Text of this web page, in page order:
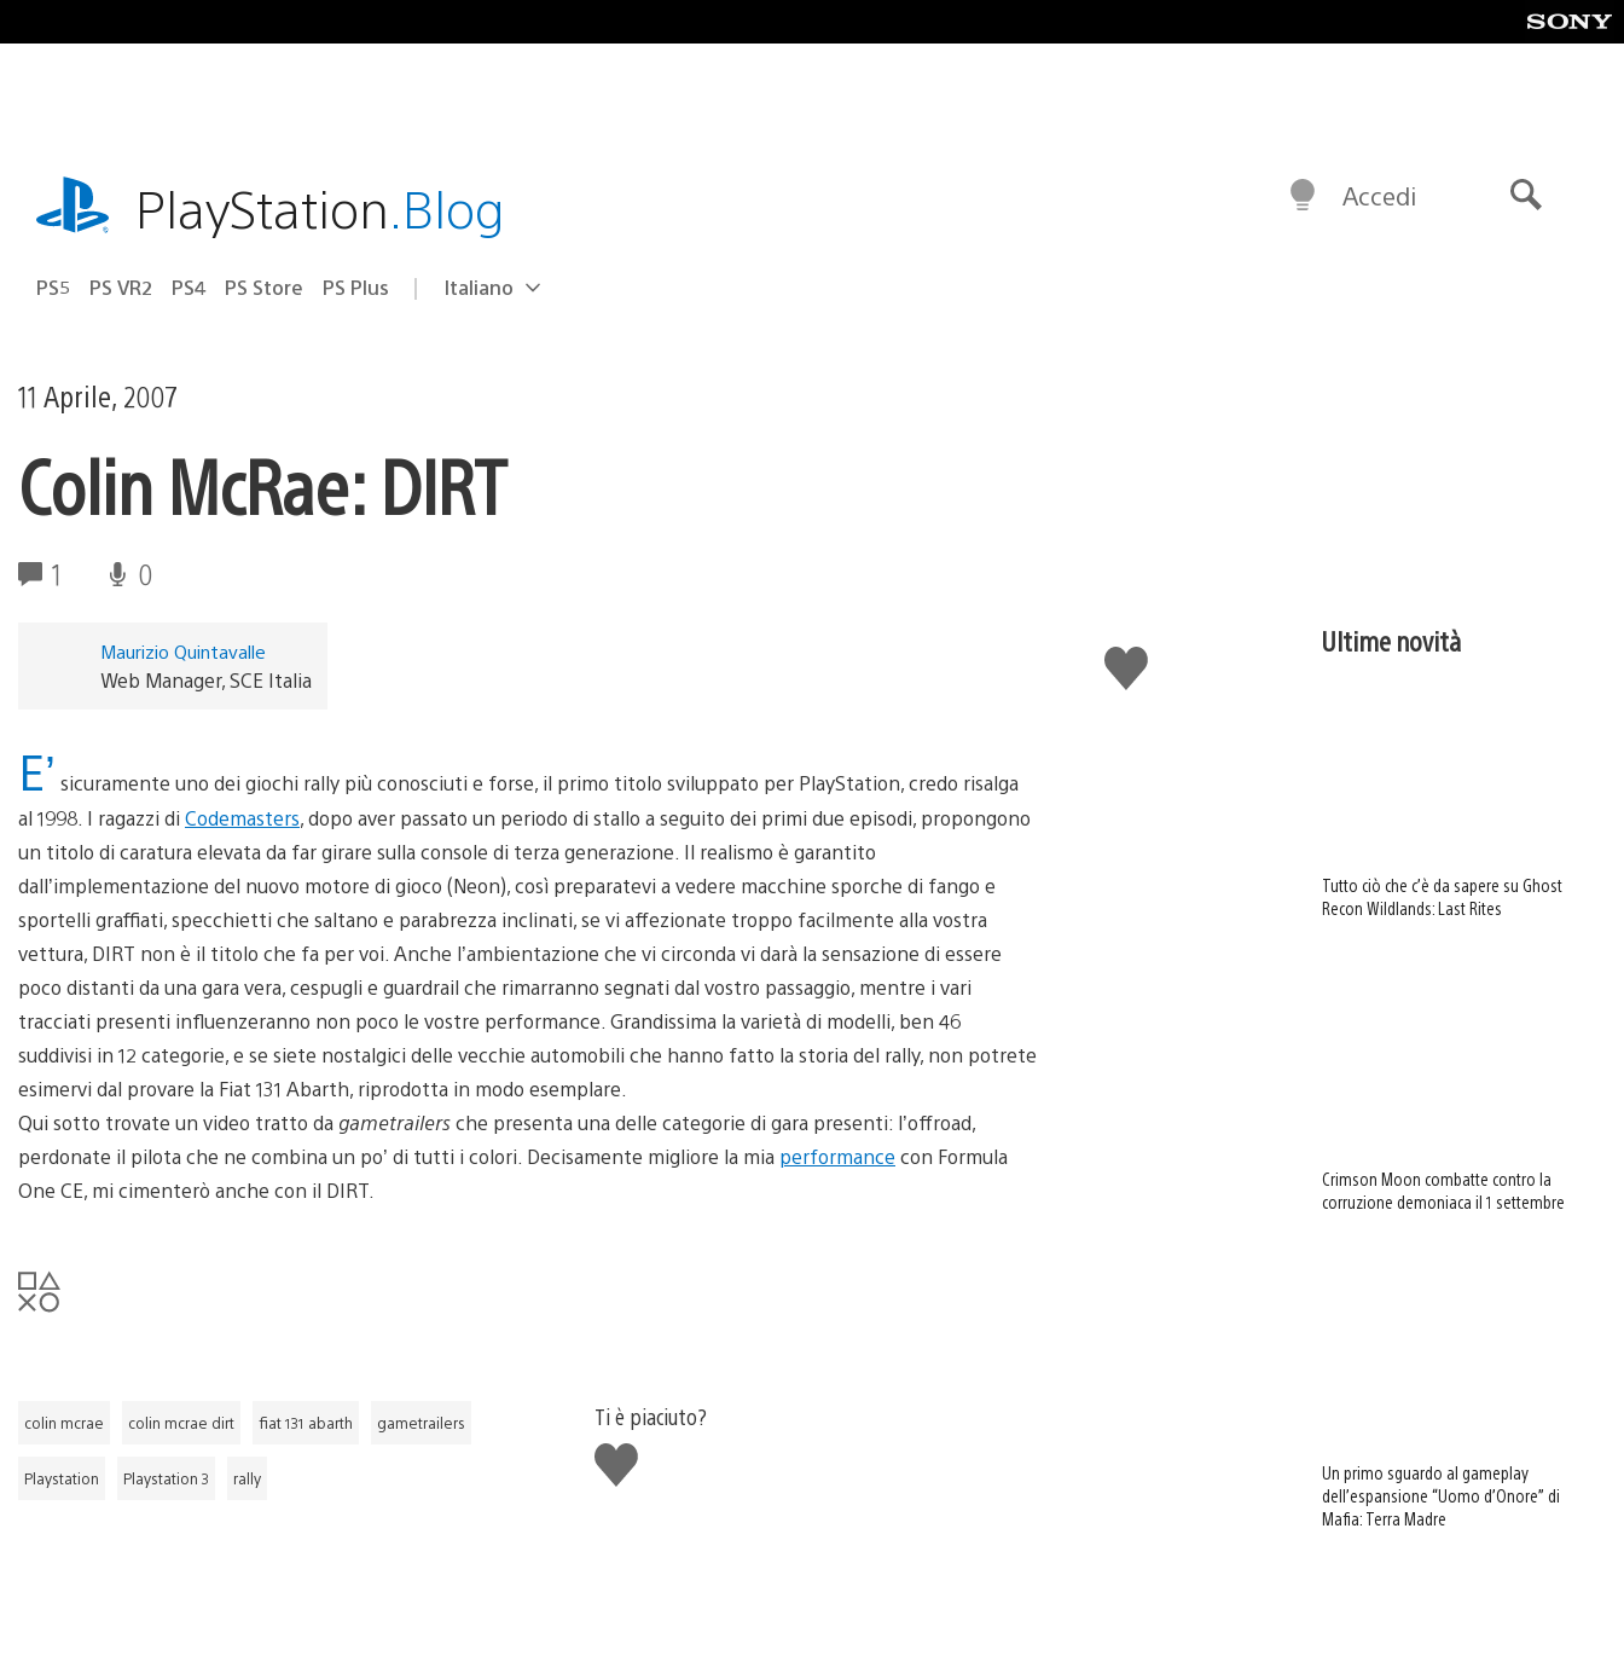
al
playstation.comPlayStation.Blog
PS5 PS VR2 PS4 PS Store PS Plus Seleziona
Regione
Italiano
Accedi
11 Aprile, 2007
Colin McRae: DIRT
1 0
Mi
piace
Maurizio Quintavalle
Web Manager, SCE Italia
E’ sicuramente uno dei giochi rally più conosciuti e forse, il primo titolo sviluppato per PlayStation, credo risalga
al 1998. I ragazzi di Codemasters, dopo aver passato un periodo di stallo a seguito dei primi due episodi, propongono
un titolo di caratura elevata da far girare sulla console di terza generazione. Il realismo è garantito
dall’implementazione del nuovo motore di gioco (Neon), così preparatevi a vedere macchine sporche di fango e
sportelli graffiati, specchietti che saltano e parabrezza inclinati, se vi affezionate troppo facilmente alla vostra
vettura, DIRT non è il titolo che fa per voi. Anche l’ambientazione che vi circonda vi darà la sensazione di essere
poco distanti da una gara vera, cespugli e guardrail che rimarranno segnati dal vostro passaggio, mentre i vari
tracciati presenti influenzeranno non poco le vostre performance. Grandissima la varietà di modelli, ben 46
suddivisi in 12 categorie, e se siete nostalgici delle vecchie automobili che hanno fatto la storia del rally, non potrete
esimervi dal provare la Fiat 131 Abarth, riprodotta in modo esemplare.
Qui sotto trovate un video tratto da gametrailersche presenta una delle categorie di gara presenti: l’offroad,
perdonate il pilota che ne combina un po’ di tutti i colori. Decisamente migliore la mia performance con Formula
One CE, mi cimenterò anche con il DIRT.
colin mcrae colin mcrae dirt fiat 131 abarth gametrailers
Playstation Playstation 3 rally
Ti è piaciuto?
Mi
piace
Ultime novità
Tutto ciò che c’è da sapere su Ghost
Recon Wildlands: Last Rites
Crimson Moon combatte contro la
corruzione demoniaca il 1 settembre
Un primo sguardo al gameplay
dell’espansione “Uomo d’Onore” di
Mafia: Terra Madre